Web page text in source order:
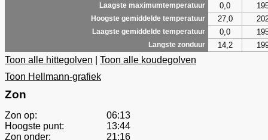
Laagste maximumtemperatuur 0,0
Hoogste gemiddelde temperatuur 27,0
Laagste gemiddelde temperatuur 0,0
Langste zonduur 14,2
Toon alle hittegolven
Toon alle koudegolven
Toon Hellmann-grafiek
Zon
Zon op:
06:13
Hoogste punt:
13:44
Zon onder:
21:16